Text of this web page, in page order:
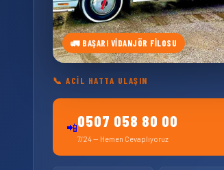
🚛 BAŞARI VIDANJÖR FILOSU
📞 ACIL HATTA ULAŞIN
📲0507 058 80 00
7/24 — Hemen Cevaplıyoruz